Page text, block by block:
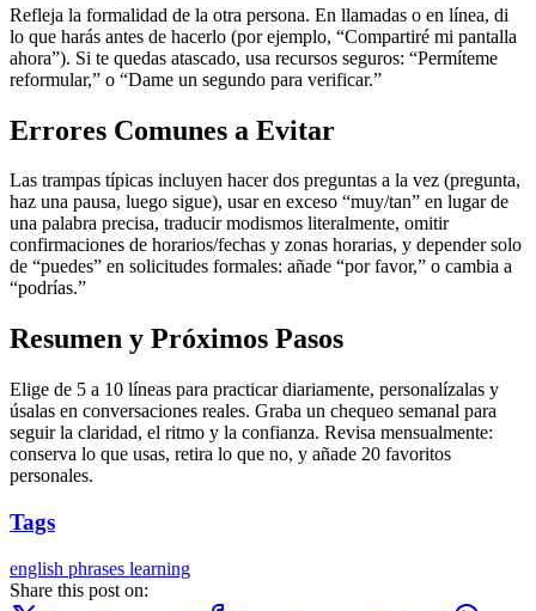
Refleja la formalidad de la otra persona. En llamadas o en línea, di
lo que harás antes de hacerlo (por ejemplo, “Compartiré mi pantalla
ahora”). Si te quedas atascado, usa recursos seguros: “Permíteme
reformular,” o “Dame un segundo para verificar.”
Errores Comunes a Evitar
Las trampas típicas incluyen hacer dos preguntas a la vez (pregunta,
haz una pausa, luego sigue), usar en exceso “muy/tan” en lugar de
una palabra precisa, traducir modismos literalmente, omitir
confirmaciones de horarios/fechas y zonas horarias, y depender solo
de “puedes” en solicitudes formales: añade “por favor,” o cambia a
“podrías.”
Resumen y Próximos Pasos
Elige de 5 a 10 líneas para practicar diariamente, personalízalas y
úsalas en conversaciones reales. Graba un chequeo semanal para
seguir la claridad, el ritmo y la confianza. Revisa mensualmente:
conserva lo que usas, retira lo que no, y añade 20 favoritos
personales.
Tags
english phrases learning
Share this post on: